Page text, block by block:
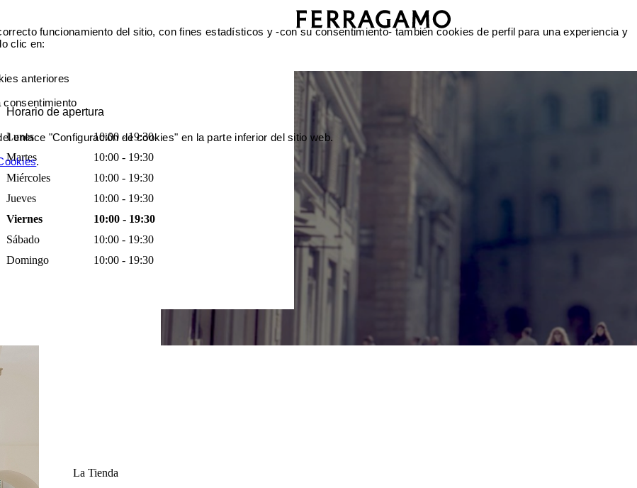
Horario de apertura
Lunes
10:00 - 19:30
Martes
10:00 - 19:30
Miércoles
10:00 - 19:30
Jueves
10:00 - 19:30
Viernes
10:00 - 19:30
Sábado
10:00 - 19:30
Domingo
10:00 - 19:30
La Tienda
funcionamiento del sitio, con fines estadísticos y -con su consentimiento- también cookies de perfil para una experiencia y
clic en:
anteriores
enlace "Configuración de cookies" en la parte inferior del sitio web.
.